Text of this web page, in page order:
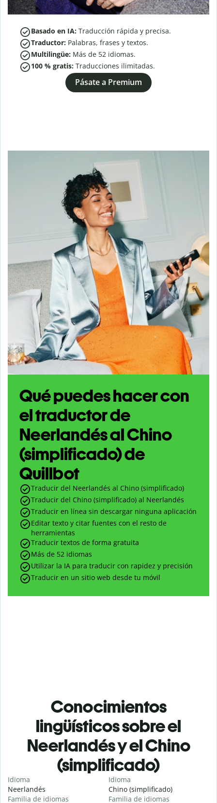
Basado en IA: Traducción rápida y precisa.
Traductor: Palabras, frases y textos.
Multilingüe: Más de 52 idiomas.
100 % gratis: Traducciones ilimitadas.
Pásate a Premium
Qué puedes hacer con
el traductor de
Neerlandés al Chino
(simplificado) de
Quillbot
Traducir del Neerlandés al Chino (simplificado)
Traducir del Chino (simplificado) al Neerlandés
Traducir en línea sin descargar ninguna aplicación
Editar texto y citar fuentes con el resto de
herramientas
Traducir textos de forma gratuita
Más de 52 idiomas
Utilizar la IA para traducir con rapidez y precisión
Traducir en un sitio web desde tu móvil
Conocimientos
lingüísticos sobre el
Neerlandés y el Chino
(simplificado)
Idioma
Neerlandés
Familia de idiomas
Idioma
Chino (simplificado)
Familia de idiomas